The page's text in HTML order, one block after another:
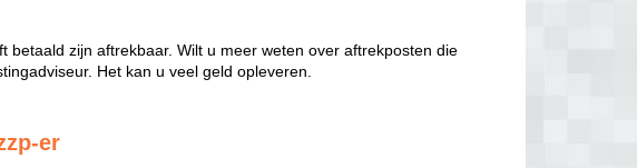
betaald zijn aftrekbaar. Wilt u meer weten over aftrekposten die
Het kan u veel geld opleveren.
er